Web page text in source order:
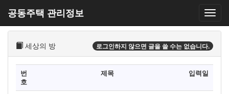
공동주택 관리정보
세상의 방 로그인하지 않으면 글을 쓸 수는 없습니다.
번
호
제목 입력일